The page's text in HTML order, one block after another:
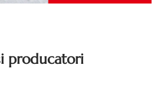
producatori